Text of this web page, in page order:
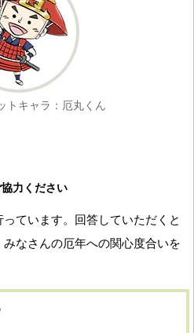
トキャラ：厄丸くん
力ください
ています。回答していただくと
なさんの厄年への関心度合いを